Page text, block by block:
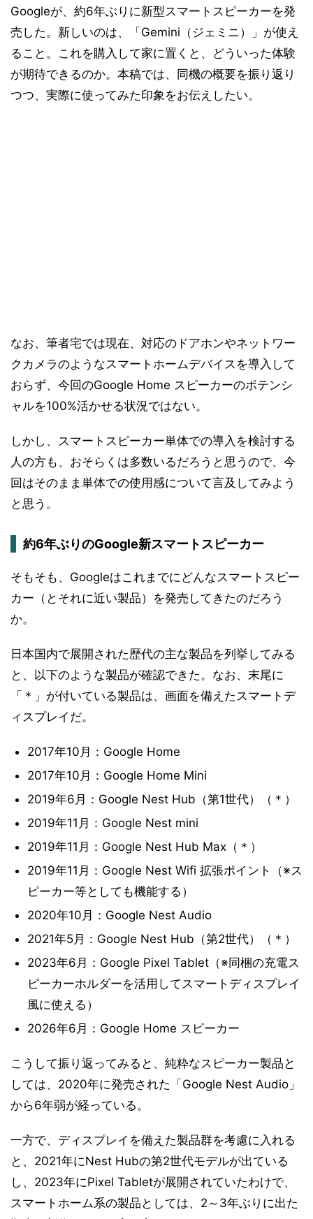
Googleが、約6年ぶりに新型スマートスピーカーを発
売した。新しいのは、「Gemini（ジェミニ）」が使え
ること。これを購入して家に置くと、どういった体験
が期待できるのか。本稿では、同機の概要を振り返り
つつ、実際に使ってみた印象をお伝えしたい。
なお、筆者宅では現在、対応のドアホンやネットワー
クカメラのようなスマートホームデバイスを導入して
おらず、今回のGoogle Home スピーカーのポテンシ
ャルを100%活かせる状況ではない。
しかし、スマートスピーカー単体での導入を検討する
人の方も、おそらくは多数いるだろうと思うので、今
回はそのまま単体での使用感について言及してみよう
と思う。
約6年ぶりのGoogle新スマートスピーカー
そもそも、Googleはこれまでにどんなスマートスピー
カー（とそれに近い製品）を発売してきたのだろう
か。
日本国内で展開された歴代の主な製品を列挙してみる
と、以下のような製品が確認できた。なお、末尾に
「＊」が付いている製品は、画面を備えたスマートデ
ィスプレイだ。
2017年10月：Google Home
2017年10月：Google Home Mini
2019年6月：Google Nest Hub（第1世代）（＊）
2019年11月：Google Nest mini
2019年11月：Google Nest Hub Max（＊）
2019年11月：Google Nest Wifi 拡張ポイント（※ス
ピーカー等としても機能する）
2020年10月：Google Nest Audio
2021年5月：Google Nest Hub（第2世代）（＊）
2023年6月：Google Pixel Tablet（※同梱の充電ス
ピーカーホルダーを活用してスマートディスプレイ
風に使える）
2026年6月：Google Home スピーカー
こうして振り返ってみると、純粋なスピーカー製品と
しては、2020年に発売された「Google Nest Audio」
から6年弱が経っている。
一方で、ディスプレイを備えた製品群を考慮に入れる
と、2021年にNest Hubの第2世代モデルが出ている
し、2023年にPixel Tabletが展開されていたわけで、
スマートホーム系の製品としては、2～3年ぶりに出た